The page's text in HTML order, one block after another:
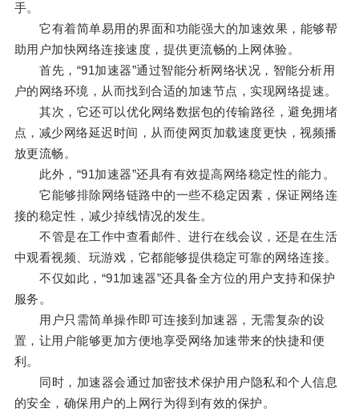
手。
它有着简单易用的界面和功能强大的加速效果，能够帮
助用户加快网络连接速度，提供更流畅的上网体验。
首先，“91加速器”通过智能分析网络状况，智能分析用
户的网络环境，从而找到合适的加速节点，实现网络提速。
其次，它还可以优化网络数据包的传输路径，避免拥堵
点，减少网络延迟时间，从而使网页加载速度更快，视频播
放更流畅。
此外，“91加速器”还具有有效提高网络稳定性的能力。
它能够排除网络链路中的一些不稳定因素，保证网络连
接的稳定性，减少掉线情况的发生。
不管是在工作中查看邮件、进行在线会议，还是在生活
中观看视频、玩游戏，它都能够提供稳定可靠的网络连接。
不仅如此，“91加速器”还具备全方位的用户支持和保护
服务。
用户只需简单操作即可连接到加速器，无需复杂的设
置，让用户能够更加方便地享受网络加速带来的快捷和便
利。
同时，加速器会通过加密技术保护用户隐私和个人信息
的安全，确保用户的上网行为得到有效的保护。